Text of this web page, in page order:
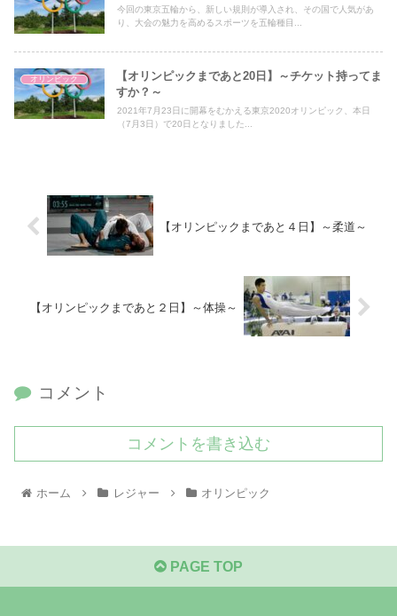
今回の東京五輪から、新しい規則が導入され、その国で人気があ
り、大会の魅力を高めるスポーツを五輪種目...
オリンピック
【オリンピックまであと20日】～チケット持ってま
すか？～
2021年7月23日に開幕をむかえる東京2020オリンピック、本日
（7月3日）で20日となりました...
【オリンピックまであと４日】～柔道～
【オリンピックまであと２日】～体操～
コメント
コメントを書き込む
ホーム レジャー オリンピック
PAGE TOP